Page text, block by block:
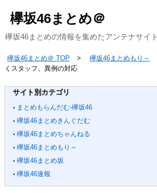
欅坂46まとめ＠
欅坂46まとめの情報を集めたアンテナサイト
欅坂46まとめ＠ TOP 欅坂46まとめもり～
くスタッフ、異例の対応
サイト別カテゴリ
まとめもらんだむ-欅坂46
欅坂46まとめきんぐだむ
欅坂46まとめちゃんねる
欅坂46まとめもり～
欅坂46まとめ坂
欅坂46速報